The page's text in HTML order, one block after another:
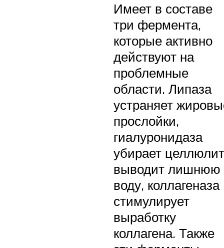
Имеет в составе
три фермента,
которые активно
действуют на
проблемные
области. Липаза
устраняет
прослойки,
гиалуронидаза
убирает
выводит лишнюю
воду, коллагеназа
стимулирует
выработку
коллагена. Также